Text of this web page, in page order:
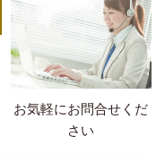
お気軽にお問合せくだ
さい